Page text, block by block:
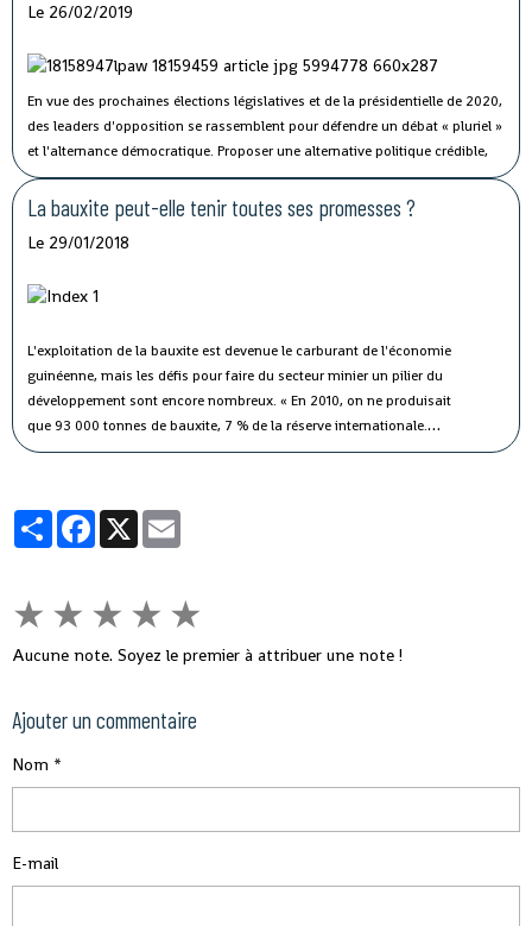
Le 26/02/2019
En vue des prochaines élections législatives et de la présidentielle de 2020,
des leaders d'opposition se rassemblent pour défendre un débat « pluriel »
et l'alternance démocratique. Proposer une alternative politique crédible,
renforcer la démocratie : ces arguments pèsent lourd dans le discours de
la Convergence de l'opposition démocratique (COD), une alliance de partis
d'opposition formée ce vendredi à Conakry.
La bauxite peut-elle tenir toutes ses promesses ?
Le 29/01/2018
L'exploitation de la bauxite est devenue le carburant de l'économie
guinéenne, mais les défis pour faire du secteur minier un pilier du
développement sont encore nombreux. « En 2010, on ne produisait
que 93 000 tonnes de bauxite, 7 % de la réserve internationale.
Aujourd'hui, nous sommes en train de devenir le premier producteur
PartagerFacebook
X
★ ★ ★ ★ ★
Aucune note. Soyez le premier à attribuer une note !
Ajouter un commentaire
Nom
E-mail